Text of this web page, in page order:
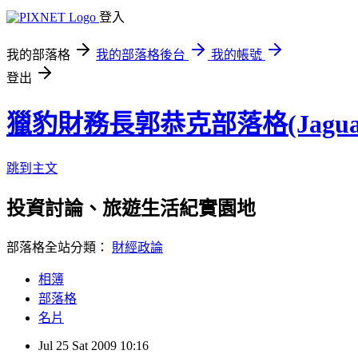
登入
我的部落格 我的部落格後台
我的帳號
登出
獵豹財務長郭恭克部落格
跳到主文
投資討論、旅遊生活紀實園地
部落格全站分類： 財經政論
相簿
部落格
名片
Jul 25 Sat 2009 10:16